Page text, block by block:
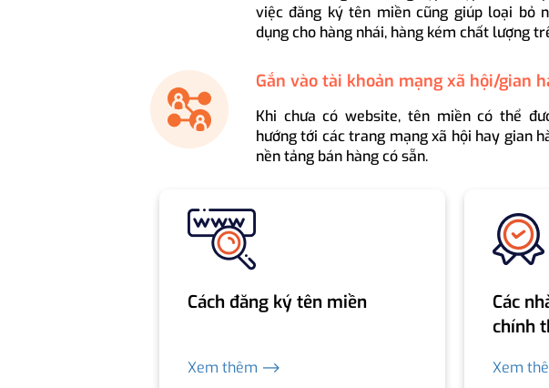
việc đăng ký tên miền cũng giúp loại bỏ
dụng cho hàng nhái, hàng kém chất lượng
Gắn vào tài khoản mạng xã hội/gian
Khi chưa có website, tên miền có thể
hướng tới các trang mạng xã hội hay gian
nền tảng bán hàng có sẵn.
Cách đăng ký tên miền
Xem thêm ⟶
Các
chính
Xem